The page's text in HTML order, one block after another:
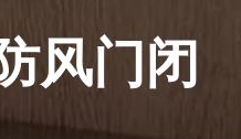
风门闭